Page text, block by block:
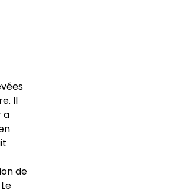
Il
a
de